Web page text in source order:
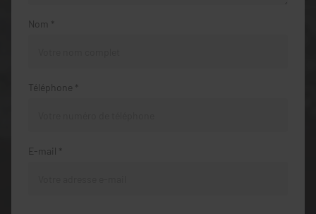
Nom *
Téléphone *
E-mail *